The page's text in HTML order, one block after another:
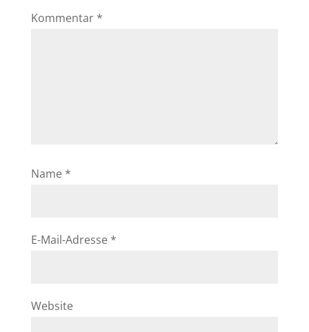
Kommentar *
Name *
E-Mail-Adresse *
Website